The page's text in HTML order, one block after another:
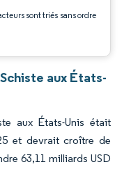
sont triés sans ordre
aux États-
aux États-Unis était
et devrait croître de
63,11 milliards USD